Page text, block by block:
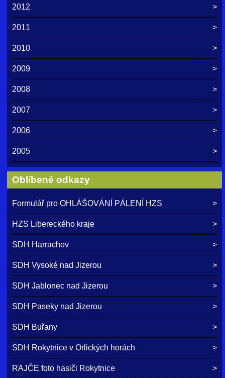
2012
2011
2010
2009
2008
2007
2006
2005
Oblíbené odkazy
Formulář pro OHLÁŠOVÁNÍ PÁLENÍ HZS
HZS Libereckého kraje
SDH Harrachov
SDH Vysoké nad Jizerou
SDH Jablonec nad Jizerou
SDH Paseky nad Jizerou
SDH Buřany
SDH Rokytnice v Orlických horách
RAJČE foto hasiči Rokytnice